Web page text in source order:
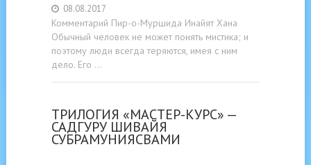
08.08.2017
Комментарий Пир-о-Муршида Инайят Хана
Обычный человек не может понять мистика; и
поэтому люди всегда теряются, имея с ним
дело. Его …
ТРИЛОГИЯ «МАСТЕР-КУРС» —
САДГУРУ ШИВАЙЯ
СУБРАМУНИЯСВАМИ